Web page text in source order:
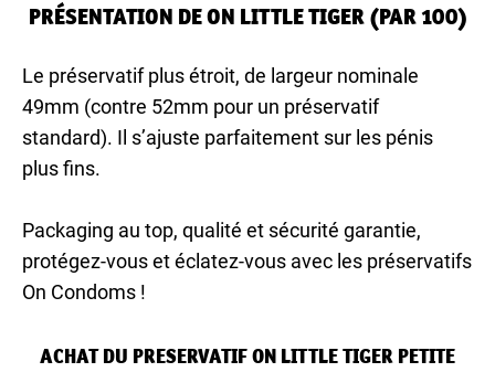
PRÉSENTATION DE ON LITTLE TIGER (PAR 100)
Le préservatif plus étroit, de largeur nominale
49mm (contre 52mm pour un préservatif
standard). Il s’ajuste parfaitement sur les pénis
plus fins.
Packaging au top, qualité et sécurité garantie,
protégez-vous et éclatez-vous avec les préservatifs
On Condoms !
ACHAT DU PRESERVATIF ON LITTLE TIGER PETITE